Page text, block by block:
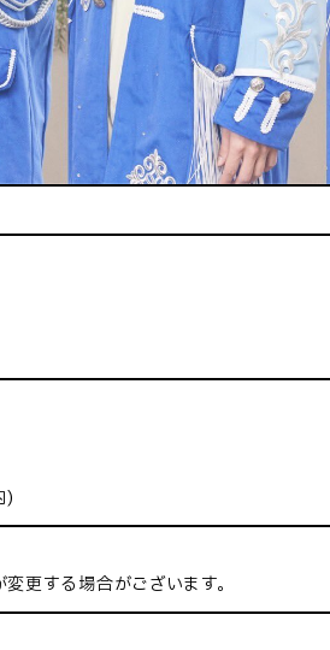
)
更する場合がございます。